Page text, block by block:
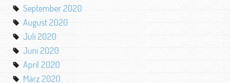
September 2020
August 2020
Juli 2020
Juni 2020
April 2020
März 2020